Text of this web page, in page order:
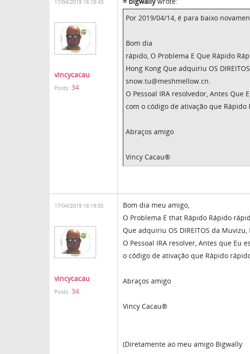
17/04/2019 18:18:43
vincycacau
Posts: 34
Por 2019/04/14, é para baixo
Bom dia
rápido, O Problema E Que Rápido
Hong Kong Que adquiriu OS
snow.tu@meshmellow.cn.
O Pessoal IRA resolvedor, Antes Que
com o código de ativação que Rápido
Abraços amigo
Vincy Cacau®
17/04/2019 18:19:55
vincycacau
Posts: 34
Bom dia meu amigo,
O Problema E that Rápido Rápido
Que adquiriu OS DIREITOS da
O Pessoal IRA resolver, Antes que Eu
o código de ativação que Rápido
Abraços amigo
Vincy Cacau®
(Diretamente ao meu amigo Bigwally